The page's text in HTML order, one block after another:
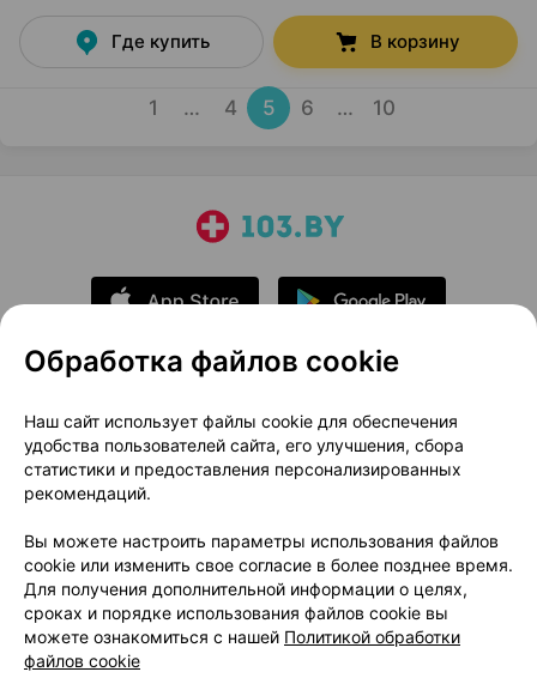
Где купить В корзину
1 … 4 5 6 … 10
О проекте
Новости проекта
Размещение рекламы
Медицинский маркетинг
Публичный договор
Доставка
Способы оплаты
Вакансии
Партнеры
Написать руководителю 103.by
Написать в поддержку
Персональные настройки Cookie
Обработка файлов cookie
Наш сайт использует файлы cookie для обеспечения
удобства пользователей сайта, его улучшения, сбора
статистики и предоставления персонализированных
рекомендаций.
Вы можете настроить параметры использования файлов
cookie или изменить свое согласие в более позднее время.
Для получения дополнительной информации о целях,
сроках и порядке использования файлов cookie вы
можете ознакомиться с нашей Политикой обработки
файлов cookie